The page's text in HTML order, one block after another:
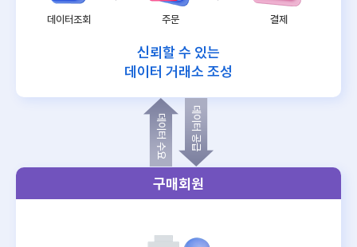
데이터조회 주문 결제
신뢰할 수 있는
데이터 거래소 조성
데이터 공급
데이터 수요
구매회원